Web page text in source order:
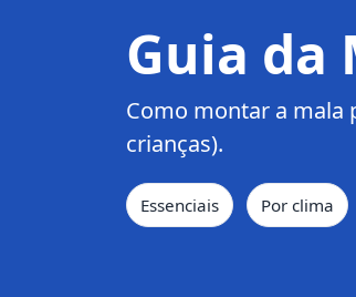
Guia da
Como montar a mala
crianças).
Essenciais Por clima